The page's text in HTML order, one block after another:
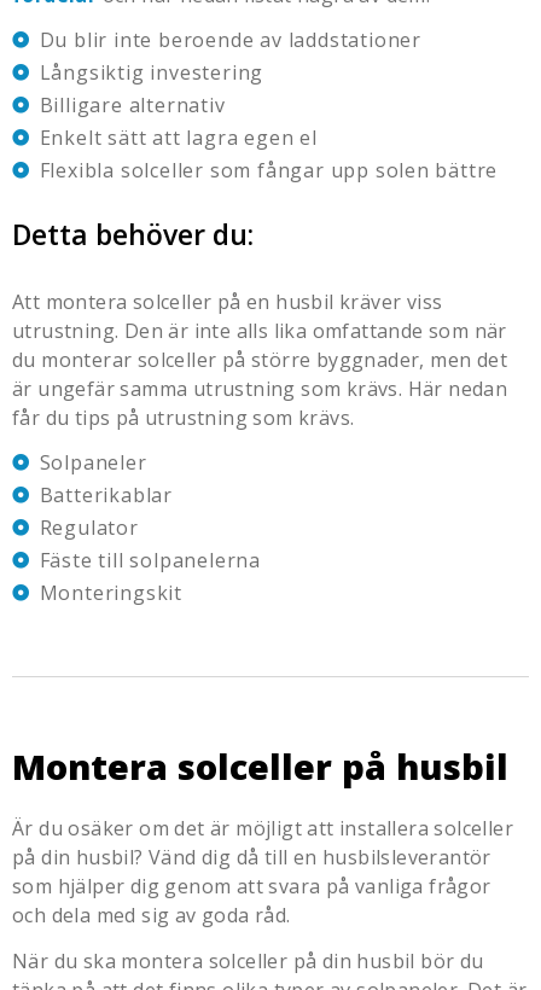
Du blir inte beroende av laddstationer
Långsiktig investering
Billigare alternativ
Enkelt sätt att lagra egen el
Flexibla solceller som fångar upp solen bättre
Detta behöver du:
Att montera solceller på en husbil kräver viss
utrustning. Den är inte alls lika omfattande som när
du monterar solceller på större byggnader, men det
är ungefär samma utrustning som krävs. Här nedan
får du tips på utrustning som krävs.
Solpaneler
Batterikablar
Regulator
Fäste till solpanelerna
Monteringskit
Montera solceller på husbil
Är du osäker om det är möjligt att installera solceller
på din husbil? Vänd dig då till en husbilsleverantör
som hjälper dig genom att svara på vanliga frågor
och dela med sig av goda råd.
När du ska montera solceller på din husbil bör du